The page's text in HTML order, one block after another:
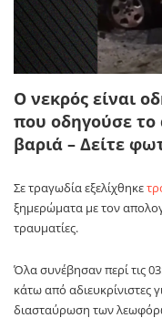
Ο νεκρός είναι
που οδηγούσε το
βαριά – Δείτε
Σε τραγωδία εξελίχθηκε
ξημερώματα με τον
τραυματίες.
Όλα συνέβησαν περί τις
κάτω από αδιευκρίνιστες
διασταύρωση των